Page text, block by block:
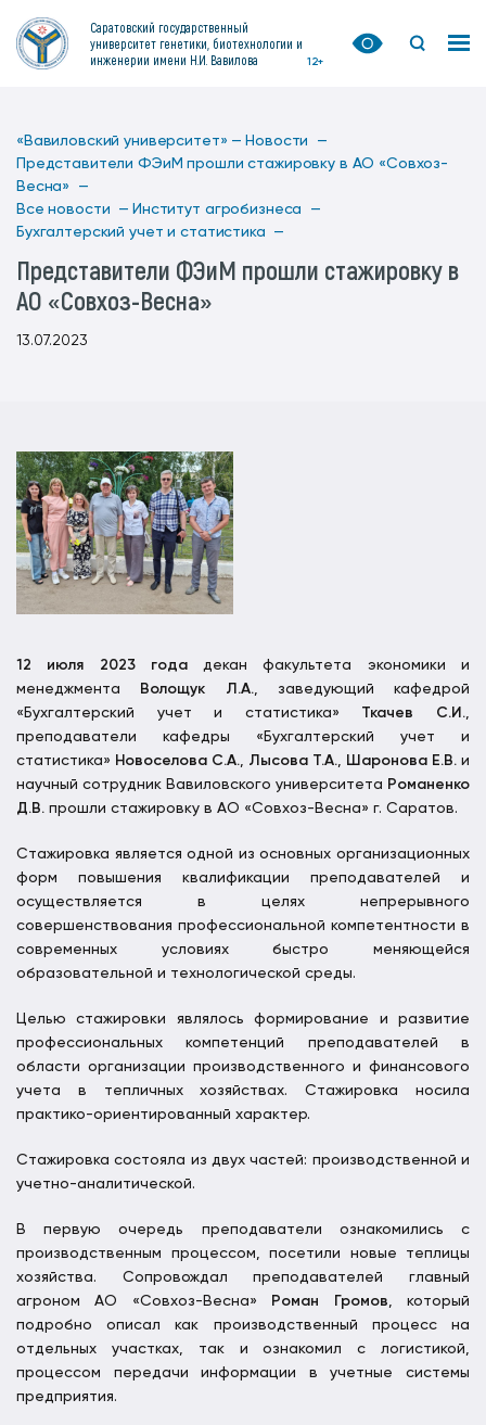
Саратовский государственный
университет генетики, биотехнологии и
инженерии имени Н.И. Вавилова
12+
«Вавиловский университет» — Новости —
Представители ФЭиМ прошли стажировку в АО «Совхоз-
Весна» —
Все новости — Институт агробизнеса —
Бухгалтерский учет и статистика —
Представители ФЭиМ прошли стажировку в
АО «Совхоз-Весна»
13.07.2023
12 июля 2023 годадекан факультета экономики и
менеджмента
Волощук Л.А., заведующий кафедрой
«Бухгалтерский учет и статистика» Ткачев С.И.,
преподаватели кафедры «Бухгалтерский учет и
статистика» Новоселова С.А., Лысова Т.А., Шаронова Е.В. и
научный сотрудник Вавиловского университета Романенко
Д.В. прошли стажировку в АО «Совхоз-Весна» г. Саратов.
Стажировка является одной из основных организационных
форм повышения квалификации преподавателей и
осуществляется в целях непрерывного
совершенствования профессиональной компетентности в
современных условиях быстро меняющейся
образовательной и технологической среды.
Целью стажировки являлось формирование и развитие
профессиональных компетенций преподавателей в
области организации производственного и финансового
учета в тепличных хозяйствах. Стажировка носила
практико-ориентированный характер.
Стажировка состояла из двух частей: производственной и
учетно-аналитической.
В первую очередь преподаватели ознакомились с
производственным процессом, посетили новые теплицы
хозяйства. Сопровождал преподавателей главный
агроном АО «Совхоз-Весна»
Роман Громов, который
подробно описал как производственный процесс на
отдельных участках, так и ознакомил с логистикой,
процессом передачи информации в учетные системы
предприятия.